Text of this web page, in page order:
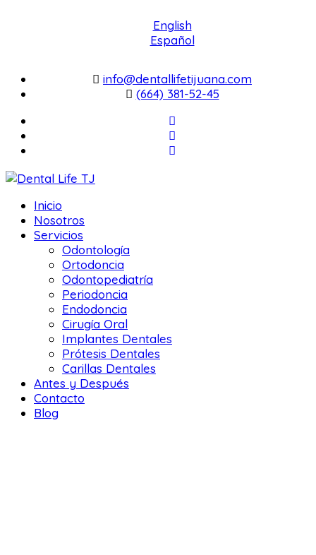
English
Español
info@dentallifetijuana.com
(664) 381-52-45
Inicio
Nosotros
Servicios
Odontología
Ortodoncia
Odontopediatría
Periodoncia
Endodoncia
Cirugía Oral
Implantes Dentales
Prótesis Dentales
Carillas Dentales
Antes y Después
Contacto
Blog